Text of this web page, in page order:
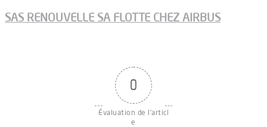
SAS RENOUVELLE SA FLOTTE CHEZ AIRBUS
0
Évaluation de l'articl
e